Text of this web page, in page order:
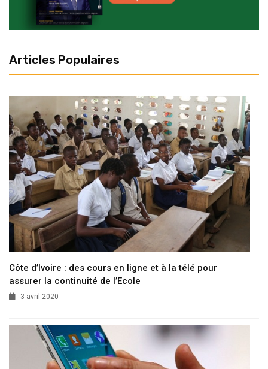
Articles Populaires
Côte d’Ivoire : des cours en ligne et à la télé pour
assurer la continuité de l’Ecole
3 avril 2020